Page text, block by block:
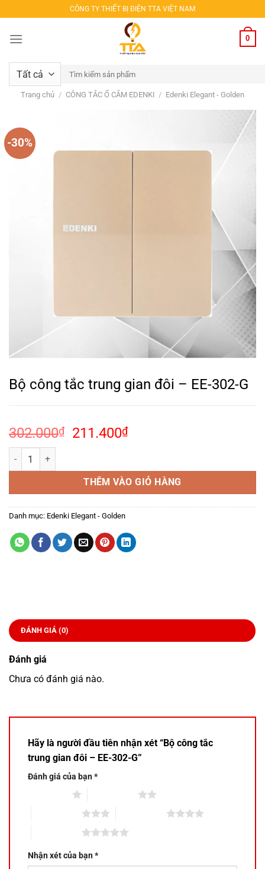
qua
nội
CÔNG TY THIẾT BỊ ĐIỆN TTA VIỆT NAM
0
Tìm
kiếm:
Trang chủ / CÔNG TẮC Ổ CẮM EDENKI / Edenki Elegant - Golden
-30%
Bộ công tắc trung gian đôi – EE-302-G
302.000₫
Giá
302.000₫.
211.400₫Giá
là:
211.400₫.
Bộ công tắc trung gian đôi – EE-302-G số lượng
THÊM VÀO GIỎ HÀNG
Danh mục: Edenki Elegant - Golden
ĐÁNH GIÁ (0)
Đánh giá
Chưa có đánh giá nào.
Hãy là người đầu tiên nhận xét “Bộ công tắc
trung gian đôi – EE-302-G”
Đánh giá của bạn*
Nhận xét của bạn*